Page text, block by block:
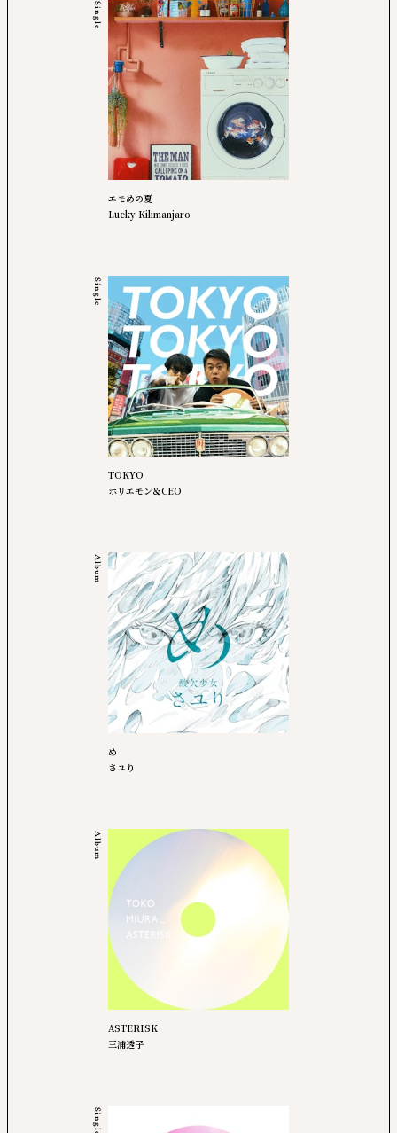
エモめの夏
Lucky Kilimanjaro
Single
TOKYO
ホリエモン＆CEO
Single
め
さユり
Album
ASTERISK
三浦透子
Album
Single